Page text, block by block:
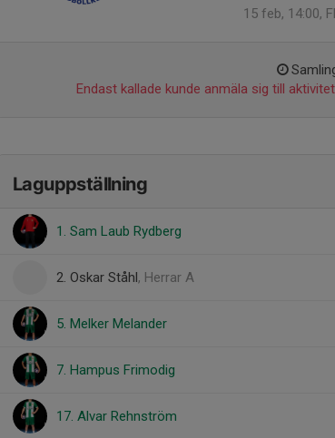
15 feb, 14:00,
Endast kallade kunde anmäla sig till
Laguppställning
1. Sam Laub Rydberg
2. Oskar Ståhl, Herrar A
5. Melker Melander
7. Hampus Frimodig
17. Alvar Rehnström